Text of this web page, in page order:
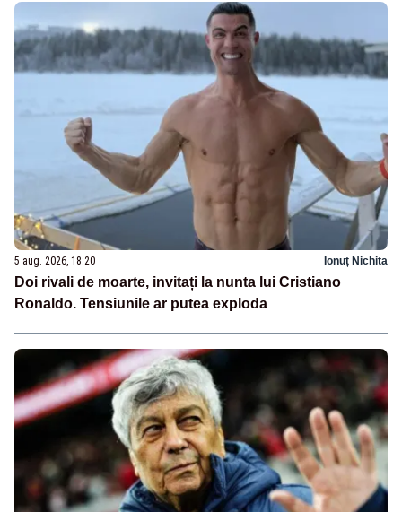
5 aug. 2026, 18:20 Ionuț Nichita
Doi rivali de moarte, invitați la nunta lui Cristiano
Ronaldo. Tensiunile ar putea exploda